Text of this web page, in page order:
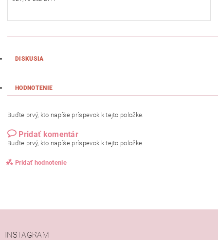
DISKUSIA
HODNOTENIE
Buďte prvý, kto napíše príspevok k tejto položke.
Pridať komentár
Buďte prvý, kto napíše príspevok k tejto položke.
Pridať hodnotenie
INSTAGRAM